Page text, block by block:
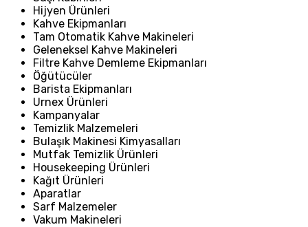
Hijyen Ürünleri
Kahve Ekipmanları
Tam Otomatik Kahve Makineleri
Geleneksel Kahve Makineleri
Filtre Kahve Demleme Ekipmanları
Öğütücüler
Barista Ekipmanları
Urnex Ürünleri
Kampanyalar
Temizlik Malzemeleri
Bulaşık Makinesi Kimyasalları
Mutfak Temizlik Ürünleri
Housekeeping Ürünleri
Kağıt Ürünleri
Aparatlar
Sarf Malzemeler
Vakum Makineleri